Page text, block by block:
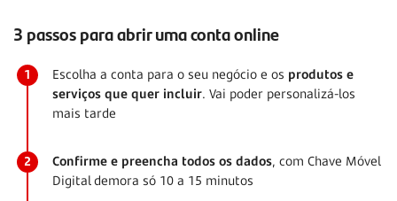
3 passos para abrir uma conta online
1 Escolha a conta para o seu negócio e os produtos e
serviços que quer incluir. Vai poder personalizá-los
mais tarde
2 Confirme e preencha todos os dados, com Chave Móvel
Digital demora só 10 a 15 minutos